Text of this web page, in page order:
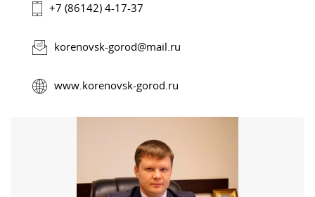
+7 (86142) 4-17-37
korenovsk-gorod@mail.ru
www.korenovsk-gorod.ru